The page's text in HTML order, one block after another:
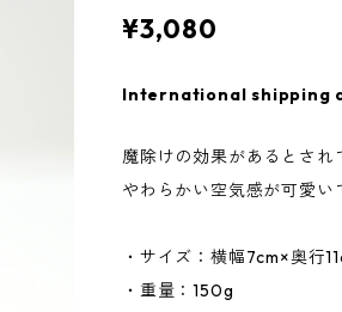
¥3,080
International shipping
魔除けの効果があるとされ
やわらかい空気感が可愛い
・サイズ：横幅7cm×奥行
・重量：150g